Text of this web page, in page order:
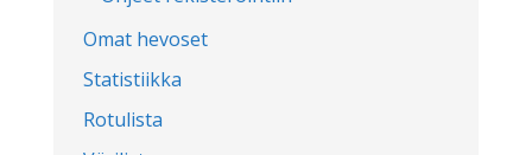
Omat hevoset
Statistiikka
Rotulista